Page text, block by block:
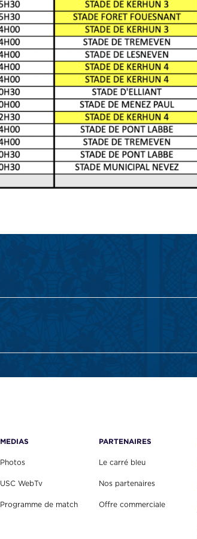
MEDIAS
Photos
USC WebTv
Programme de match
PARTENAIRES
Le carré bleu
Nos partenaires
Offre commerciale